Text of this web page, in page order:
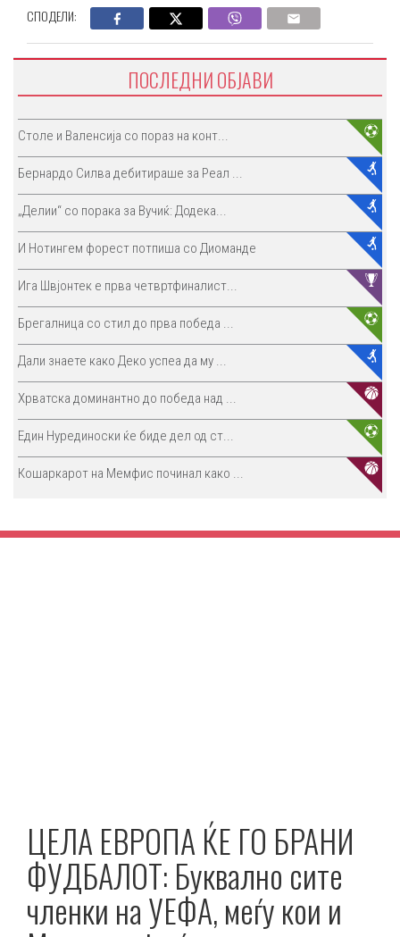
СПОДЕЛИ:
ПОСЛЕДНИ ОБЈАВИ
Столе и Валенсија со пораз на конт...
Бернардо Силва дебитираше за Реал ...
„Делии“ со порака за Вучиќ: Додека...
И Нотингем форест потпиша со Диоманде
Ига Швјонтек е прва четвртфиналист...
Брегалница со стил до прва победа ...
Дали знаете како Деко успеа да му ...
Хрватска доминантно до победа над ...
Един Нурединоски ќе биде дел од ст...
Кошаркарот на Мемфис починал како ...
ЦЕЛА ЕВРОПА ЌЕ ГО БРАНИ
ФУДБАЛОТ: Буквално сите
членки на УЕФА, меѓу кои и